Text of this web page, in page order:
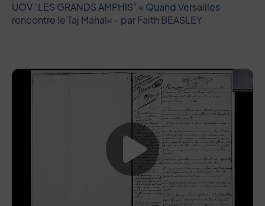
UOV "LES GRANDS AMPHIS" « Quand Versailles
rencontre le Taj Mahal« - par Faith BEASLEY
Lancer la